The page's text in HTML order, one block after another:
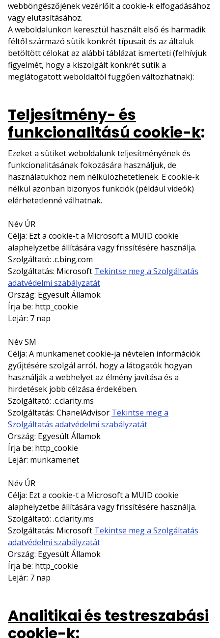
webböngészőjének vezérlőit a cookie-k elfogadásához
vagy elutasításához.
A weboldalunkon keresztül használt első és harmadik
féltől származó sütik konkrét típusait és az általuk
betöltött célokat az alábbi táblázat ismerteti (felhívjuk
figyelmét, hogy a kiszolgált konkrét sütik a
meglátogatott weboldaltól függően változhatnak):
Teljesítmény- és
funkcionalitású cookie-k:
Ezeket a sütiket weboldalunk teljesítményének és
funkcionalitásának fokozására használjuk, de
használatukhoz nem nélkülözhetetlenek. E cookie-k
nélkül azonban bizonyos funkciók (például videók)
elérhetetlenné válhatnak.
Név ÚR
Célja: Ezt a cookie-t a Microsoft a MUID cookie
alaphelyzetbe állítására vagy frissítésére használja.
Szolgáltató: .c.bing.com
Szolgáltatás: Microsoft Tekintse meg a Szolgáltatás
adatvédelmi szabályzatát
Ország: Egyesült Államok
Írja be: http_cookie
Lejár: 7 nap
Név SM
Célja: A munkamenet cookie-ja névtelen információk
gyűjtésére szolgál arról, hogy a látogatók hogyan
használják a webhelyet az élmény javítása és a
hirdetések jobb célzása érdekében.
Szolgáltató: .c.clarity.ms
Szolgáltatás: ChanelAdvisor Tekintse meg a
Szolgáltatás adatvédelmi szabályzatát
Ország: Egyesült Államok
Írja be: http_cookie
Lejár: munkamenet
Név ÚR
Célja: Ezt a cookie-t a Microsoft a MUID cookie
alaphelyzetbe állítására vagy frissítésére használja.
Szolgáltató: .c.clarity.ms
Szolgáltatás: Microsoft Tekintse meg a Szolgáltatás
adatvédelmi szabályzatát
Ország: Egyesült Államok
Írja be: http_cookie
Lejár: 7 nap
Analitikai és testreszabási
cookie-k: